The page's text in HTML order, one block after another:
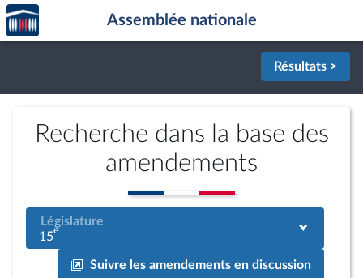
Aller au contenu
Aller en bas de la page
Accèder
à la
page
Assemblée nationale
Résultats >
Recherche dans la base des
amendements
Législature
15e
Suivre les amendements en discussion